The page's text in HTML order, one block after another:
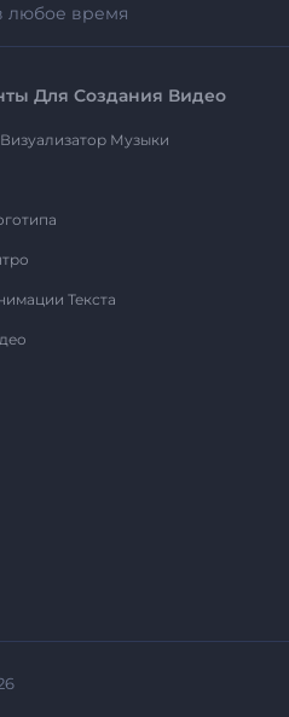
любое время
Для Создания Видео
Музыки
Текста